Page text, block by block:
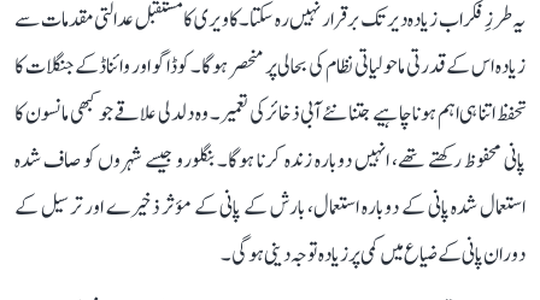
یہ طرزِ فکر اب زیادہ دیر تک برقرار نہیں رہ سکتا۔ کاویری کا مستقبل عدالتی مقدمات سے
زیادہ اس کے قدرتی ماحولیاتی نظام کی بحالی پر منحصر ہوگا۔ کوڈاگو اور وائناڈ کے جنگلات کا
تحفظ اتنا ہی اہم ہونا چاہیے جتنا نئے آبی ذخائر کی تعمیر۔ وہ دلدلی علاقے جو کبھی مانسون کا
پانی محفوظ رکھتے تھے، انہیں دوبارہ زندہ کرنا ہوگا۔ بنگلورو جیسے شہروں کو صاف شدہ
استعمال شدہ پانی کے دوبارہ استعمال، بارش کے پانی کے مؤثر ذخیرے اور ترسیل کے
دوران پانی کے ضیاع میں کمی پر زیادہ توجہ دینی ہوگی۔